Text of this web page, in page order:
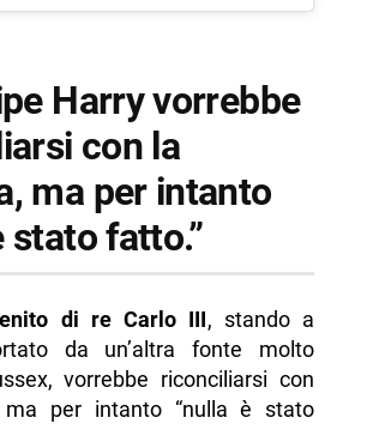
Harry vorrebbe
con la
ma per intanto
stato fatto.”
di re Carlo III, stando a
da un’altra fonte molto
vorrebbe riconciliarsi con
per intanto “nulla è stato